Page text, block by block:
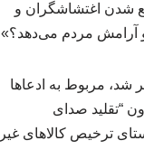
شدن اغتشاشگران و
آرامش مردم می‌دهد؟»
مربوط به ادعاها
“تقلید صدای
ترخیص کالاهای غیر